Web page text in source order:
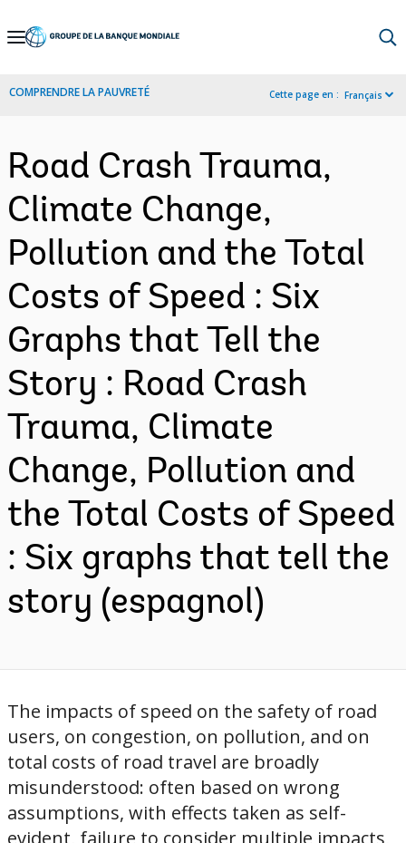
Skip
Navigation
COMPRENDRE LA PAUVRETÉ Cette page en : Français
Road Crash Trauma,
Climate Change,
Pollution and the Total
Costs of Speed : Six
Graphs that Tell the
Story : Road Crash
Trauma, Climate
Change, Pollution and
the Total Costs of Speed
: Six graphs that tell the
story (espagnol)
The impacts of speed on the safety of road
users, on congestion, on pollution, and on
total costs of road travel are broadly
misunderstood: often based on wrong
assumptions, with effects taken as self-
evident, failure to consider multiple impacts,